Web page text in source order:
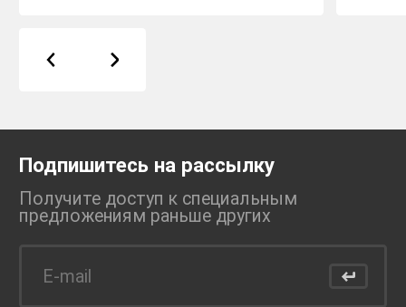
Подпишитесь на рассылку
Получите доступ к специальным
предложениям раньше других